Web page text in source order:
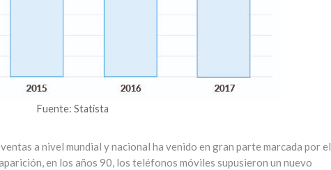
Fuente: Statista
a nivel mundial y nacional ha venido en gran parte marcada por el
en los años 90, los teléfonos móviles supusieron un nuevo